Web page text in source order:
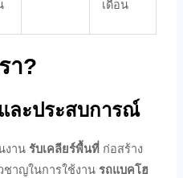
เดือน
า?
ละประสบการณ์
งานรับเคลียร์พื้นที่ ก่อสร้าง
ชาญในการใช้งานรถแบคโฮ